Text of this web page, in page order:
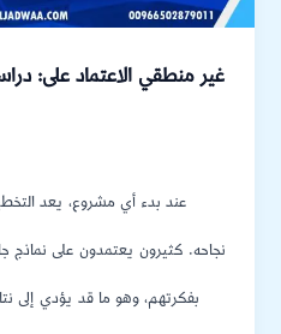
غير منطقي الاعتماد على:
عند بدء أي مشروع، يعد
نجاحه. كثيرون يعتمدون على نماذج
بفكرتهم، وهو ما قد يؤدي إلى